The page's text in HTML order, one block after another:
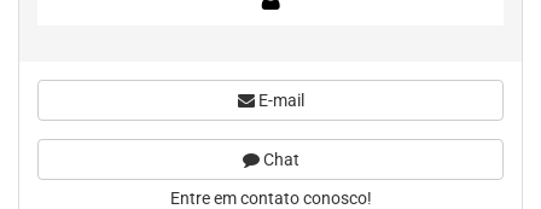
E-mail
Chat
Entre em contato conosco!